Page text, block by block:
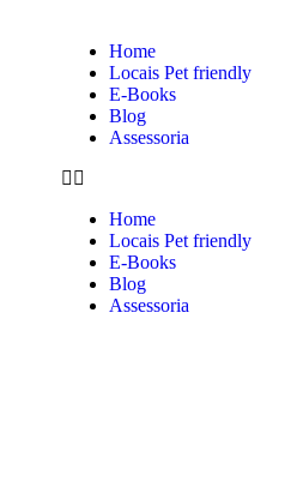
Home
Locais Pet friendly
E-Books
Blog
Assessoria
Home
Locais Pet friendly
E-Books
Blog
Assessoria